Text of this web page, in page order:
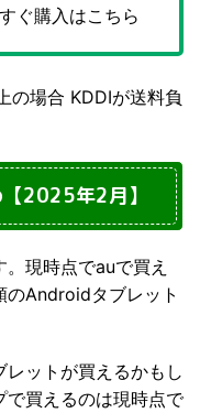
ぐ購入はこちら
の場合 KDDIが送料負
2025年2月】
現時点でauで買え
のAndroidタブレット
ットが買えるかもし
買えるのは現時点で